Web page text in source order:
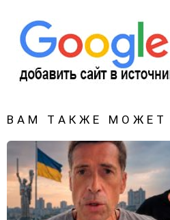
ВАМ ТАКЖЕ МОЖЕТ